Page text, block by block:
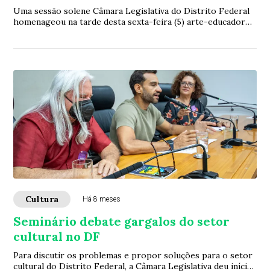
Uma sessão solene Câmara Legislativa do Distrito Federal
homenageou na tarde desta sexta-feira (5) arte-educadores
Cultura Há 8 meses
Seminário debate gargalos do setor
cultural no DF
Para discutir os problemas e propor soluções para o setor
cultural do Distrito Federal, a Câmara Legislativa deu início,